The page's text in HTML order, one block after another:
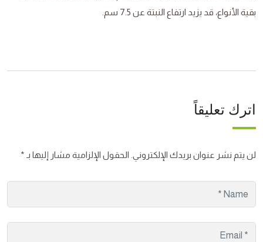
بقية الأنواع، قد يزيد ارتفاع النبتة عن 7.5 سم.
اترك تعليقاً
لن يتم نشر عنوان بريدك الإلكتروني. الحقول الإلزامية مشار إليها بـ *